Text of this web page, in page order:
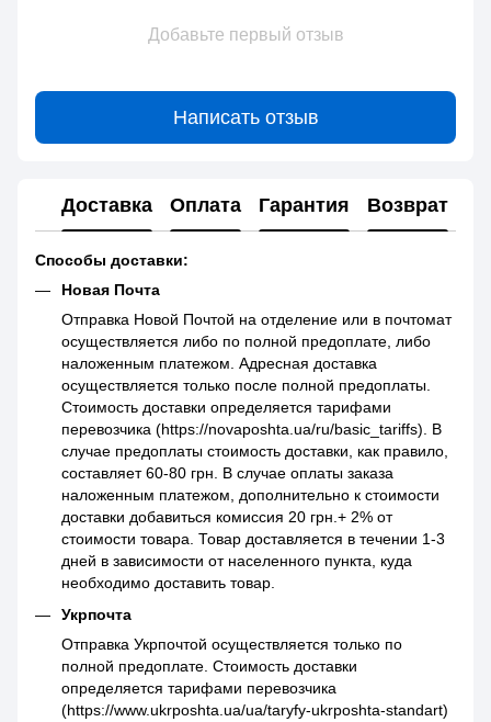
Добавьте первый отзыв
Написать отзыв
Доставка Оплата Гарантия Возврат
Способы доставки:
Новая Почта
Отправка Новой Почтой на отделение или в почтомат
осуществляется либо по полной предоплате, либо
наложенным платежом. Адресная доставка
осуществляется только после полной предоплаты.
Стоимость доставки определяется тарифами
перевозчика (https://novaposhta.ua/ru/basic_tariffs). В
случае предоплаты стоимость доставки, как правило,
составляет 60-80 грн. В случае оплаты заказа
наложенным платежом, дополнительно к стоимости
доставки добавиться комиссия 20 грн.+ 2% от
стоимости товара. Товар доставляется в течении 1-3
дней в зависимости от населенного пункта, куда
необходимо доставить товар.
Укрпочта
Отправка Укрпочтой осуществляется только по
полной предоплате. Стоимость доставки
определяется тарифами перевозчика
(https://www.ukrposhta.ua/ua/taryfy-ukrposhta-standart)